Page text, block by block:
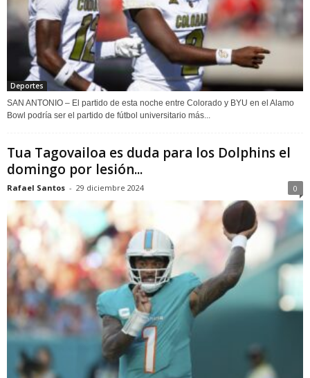
Deportes
SAN ANTONIO – El partido de esta noche entre Colorado y BYU en el Alamo
Bowl podría ser el partido de fútbol universitario más...
Tua Tagovailoa es duda para los Dolphins el
domingo por lesión...
Rafael Santos - 29 diciembre 2024 0